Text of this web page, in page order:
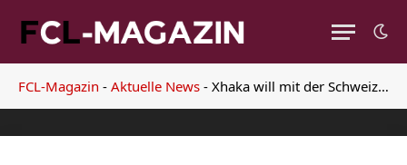
FCL-Magazin - Aktuelle News - Xhaka will mit der Schweiz „Geschichte schreiben“